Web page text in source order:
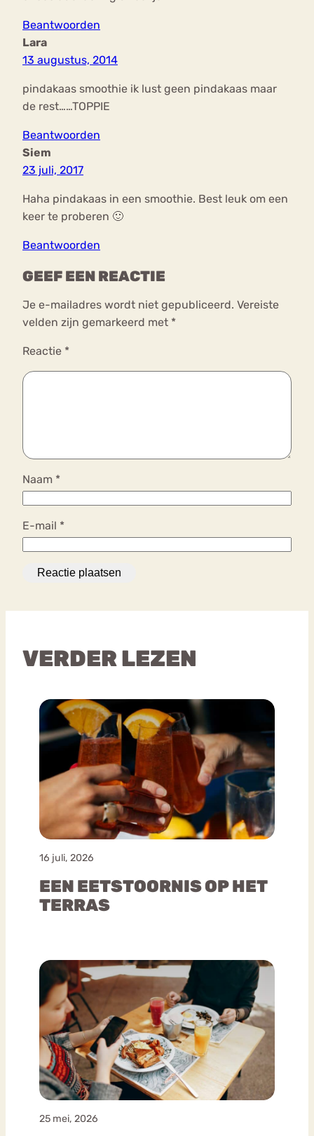
Beantwoorden
Lara
13 augustus, 2014
pindakaas smoothie ik lust geen pindakaas maar
de rest……TOPPIE
Beantwoorden
Siem
23 juli, 2017
Haha pindakaas in een smoothie. Best leuk om een
keer te proberen 🙂
Beantwoorden
GEEF EEN REACTIE
Je e-mailadres wordt niet gepubliceerd. Vereiste
velden zijn gemarkeerd met *
Reactie *
Naam *
E-mail *
VERDER LEZEN
16 juli, 2026
EEN EETSTOORNIS OP HET
TERRAS
25 mei, 2026